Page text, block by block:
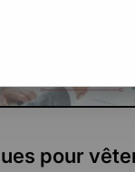
pour